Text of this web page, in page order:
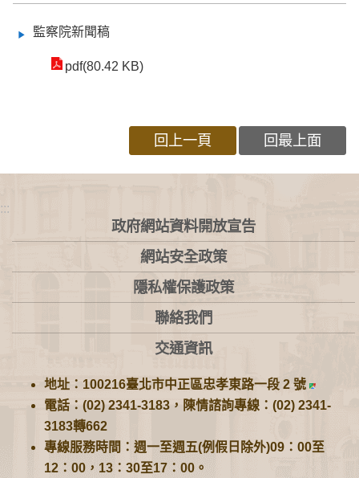
監察院新聞稿
pdf(80.42 KB)
回上一頁 回最上面
:::
政府網站資料開放宣告
網站安全政策
隱私權保護政策
聯絡我們
交通資訊
地址：100216臺北市中正區忠孝東路一段 2 號
電話：(02) 2341-3183，陳情諮詢專線：(02) 2341-
3183轉662
專線服務時間：週一至週五(例假日除外)09：00至
12：00，13：30至17：00。